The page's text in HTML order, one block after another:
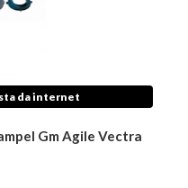
da internet
Gm Agile Vectra